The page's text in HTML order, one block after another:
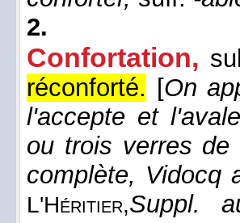
2.
Confortation,
réconforté. [On
l'accepte et
ou trois verres de
complète, Vidocq
L'Héritier,Suppl.